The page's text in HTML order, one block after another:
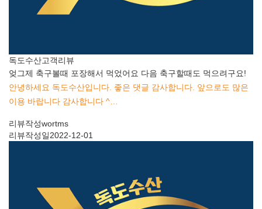
독도수산고객리뷰
엊그제 축구볼때 포장해서 먹었어요 다음 축구할때도 먹으려구요!
안녕하세요 독도수산입니다. 좋은 댓글 감사합니다. 앞으로도 많은
이용 바랍니다 감사합니다 ^…
리뷰작성wortms
리뷰작성일2022-12-01